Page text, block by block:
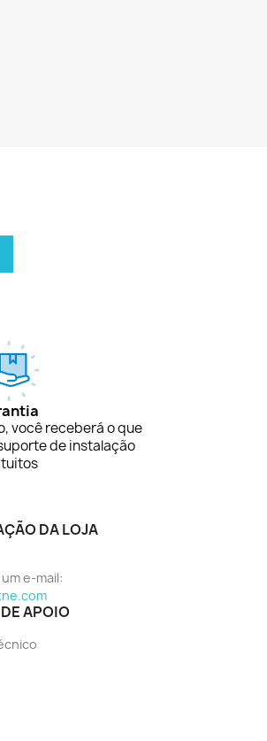
você receberá o que
de instalação
DA LOJA
e-mail:
APOIO